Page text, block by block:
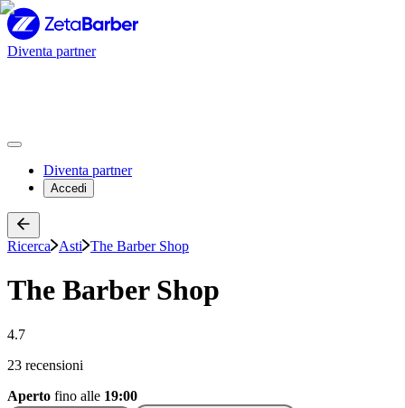
Diventa partner
Diventa partner
Accedi
Ricerca Asti The Barber Shop
The Barber Shop
4.7
23 recensioni
Aperto fino alle 19:00